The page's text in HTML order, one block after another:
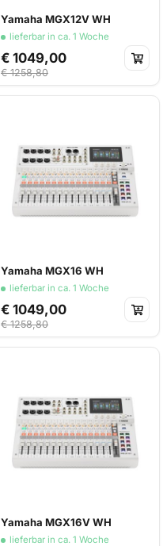
Yamaha MGX12V WH
lieferbar in ca. 1 Woche
€ 1049,00
€ 1258,80
Yamaha MGX16 WH
lieferbar in ca. 1 Woche
€ 1049,00
€ 1258,80
Yamaha MGX16V WH
lieferbar in ca. 1 Woche